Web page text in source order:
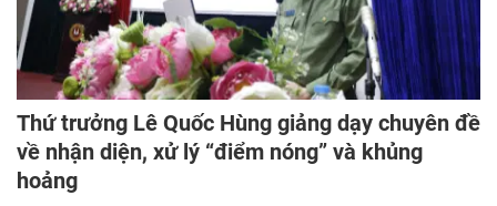
Thứ trưởng Lê Quốc Hùng giảng dạy chuyên đề
về nhận diện, xử lý “điểm nóng” và khủng
hoảng